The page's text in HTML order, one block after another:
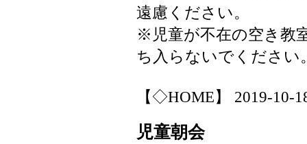
遠慮ください。
※児童が不在の空き教
ち入らないでください
【◇HOME】 2019-10-
児童朝会